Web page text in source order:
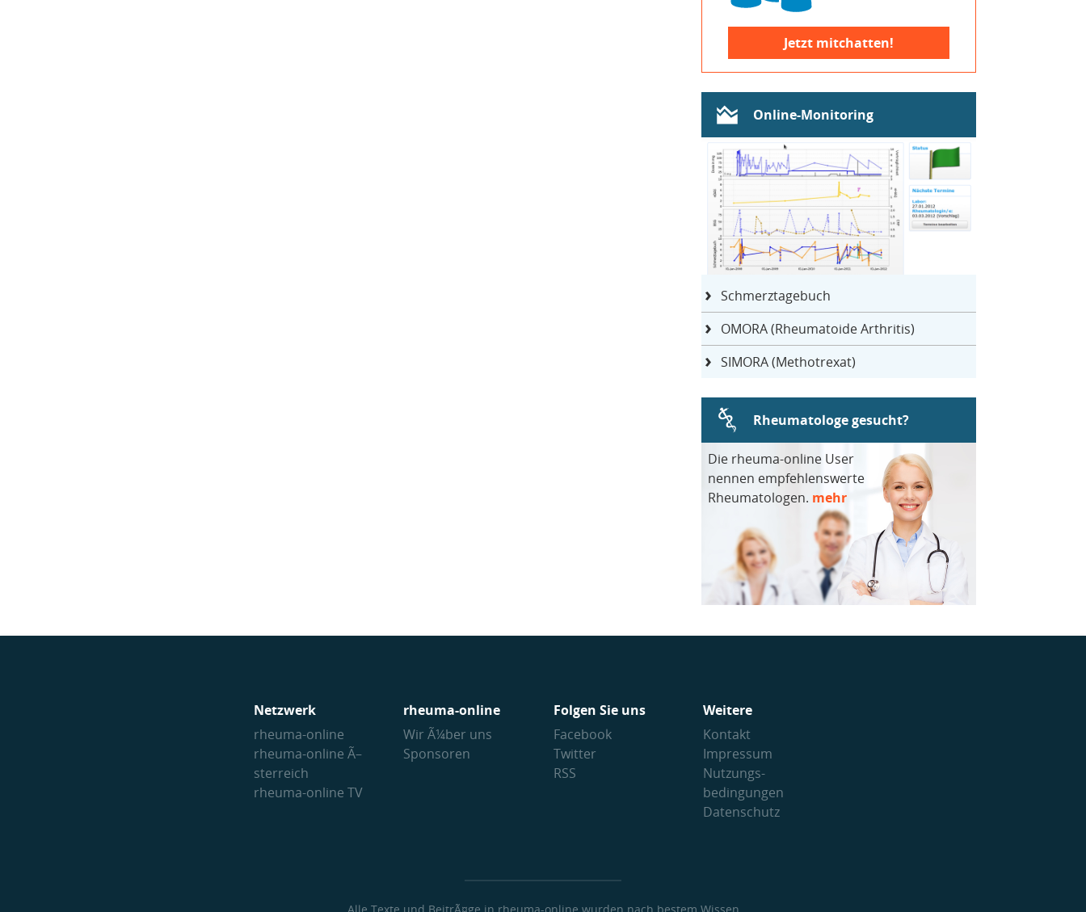
Jetzt mitchatten!
Online-Monitoring
Schmerztagebuch
OMORA (Rheumatoide Arthritis)
SIMORA (Methotrexat)
Rheumatologe gesucht?
Die rheuma-online User
nennen empfehlenswerte
Rheumatologen. mehr
Netzwerk
rheuma-online
rheuma-online Ã–
sterreich
rheuma-online TV
rheuma-online
Wir Ã¼ber uns
Sponsoren
Folgen Sie uns
Facebook
Twitter
RSS
Weitere
Kontakt
Impressum
Nutzungs­
bedingungen
Datenschutz